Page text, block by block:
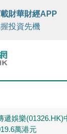
FINTV
財華財經APP
投資先機
遞娛樂(01326.HK)
萬港元